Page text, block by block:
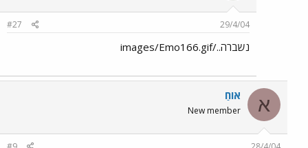
29/4/04
#27
נשברה../images/Emo166.gif
א אוֹחַ
New member